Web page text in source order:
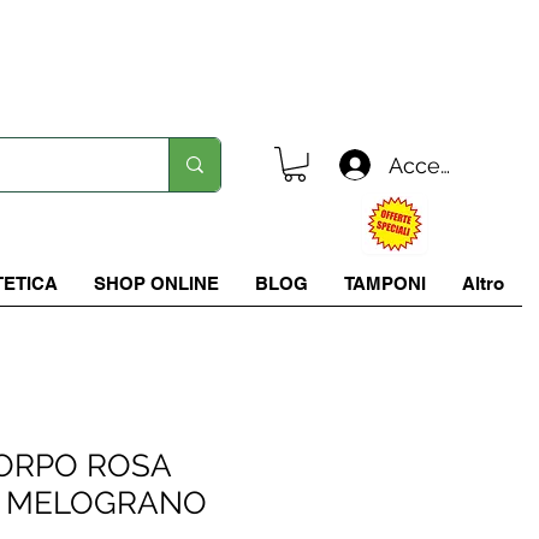
Accedi
SHOP ONLINE BLOG TAMPONI Altro
ROSA